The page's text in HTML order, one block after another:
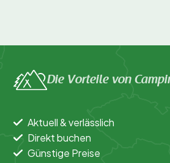
Die Vorteile von
Aktuell & verlässlich
Direkt buchen
Günstige Preise